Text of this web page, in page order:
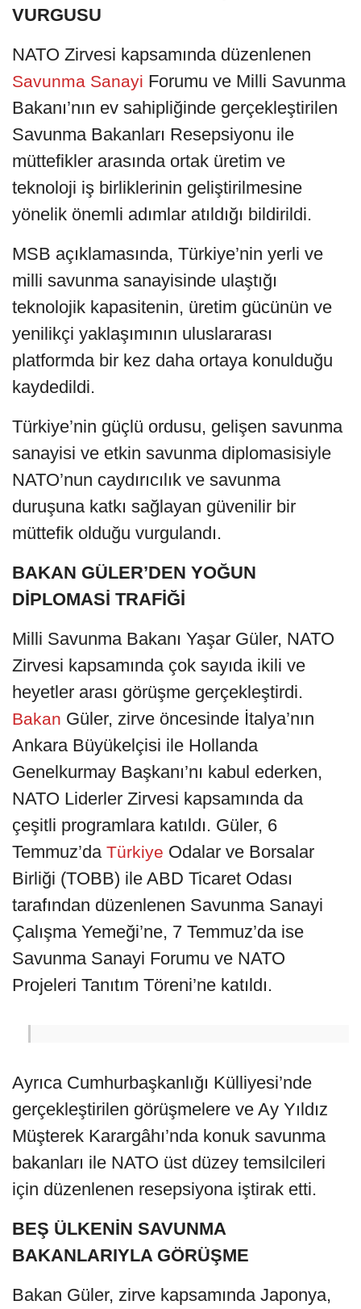
VURGUSU
NATO Zirvesi kapsamında düzenlenen
Savunma Sanayi Forumu ve Milli Savunma
Bakanı’nın ev sahipliğinde gerçekleştirilen
Savunma Bakanları Resepsiyonu ile
müttefikler arasında ortak üretim ve
teknoloji iş birliklerinin geliştirilmesine
yönelik önemli adımlar atıldığı bildirildi.
MSB açıklamasında, Türkiye’nin yerli ve
milli savunma sanayisinde ulaştığı
teknolojik kapasitenin, üretim gücünün ve
yenilikçi yaklaşımının uluslararası
platformda bir kez daha ortaya konulduğu
kaydedildi.
Türkiye’nin güçlü ordusu, gelişen savunma
sanayisi ve etkin savunma diplomasisiyle
NATO’nun caydırıcılık ve savunma
duruşuna katkı sağlayan güvenilir bir
müttefik olduğu vurgulandı.
BAKAN GÜLER’DEN YOĞUN
DİPLOMASİ TRAFİĞİ
Milli Savunma Bakanı Yaşar Güler, NATO
Zirvesi kapsamında çok sayıda ikili ve
heyetler arası görüşme gerçekleştirdi.
Bakan Güler, zirve öncesinde İtalya’nın
Ankara Büyükelçisi ile Hollanda
Genelkurmay Başkanı’nı kabul ederken,
NATO Liderler Zirvesi kapsamında da
çeşitli programlara katıldı. Güler, 6
Temmuz’da Türkiye Odalar ve Borsalar
Birliği (TOBB) ile ABD Ticaret Odası
tarafından düzenlenen Savunma Sanayi
Çalışma Yemeği’ne, 7 Temmuz’da ise
Savunma Sanayi Forumu ve NATO
Projeleri Tanıtım Töreni’ne katıldı.
Ayrıca Cumhurbaşkanlığı Külliyesi’nde
gerçekleştirilen görüşmelere ve Ay Yıldız
Müşterek Karargâhı’nda konuk savunma
bakanları ile NATO üst düzey temsilcileri
için düzenlenen resepsiyona iştirak etti.
BEŞ ÜLKENİN SAVUNMA
BAKANLARIYLA GÖRÜŞME
Bakan Güler, zirve kapsamında Japonya,